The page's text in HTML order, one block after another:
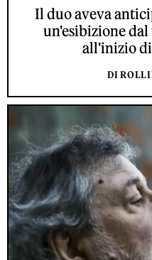
Il duo aveva
un'esibizione
all'inizio di
DI